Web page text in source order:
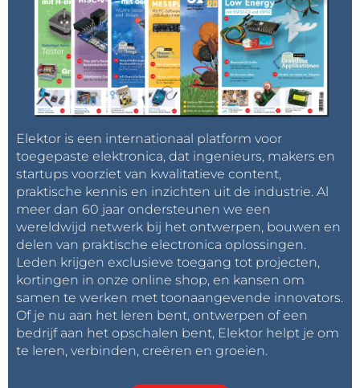
Elektor is een internationaal platform voor
toegepaste elektronica, dat ingenieurs, makers en
startups voorziet van kwalitatieve content,
praktische kennis en inzichten uit de industrie. Al
meer dan 60 jaar ondersteunen we een
wereldwijd netwerk bij het ontwerpen, bouwen en
delen van praktische electronica oplossingen.
Leden krijgen exclusieve toegang tot projecten,
kortingen in onze online shop, en kansen om
samen te werken met toonaangevende innovators.
Of je nu aan het leren bent, ontwerpen of een
bedrijf aan het opschalen bent, Elektor helpt je om
te leren, verbinden, creëren en groeien.